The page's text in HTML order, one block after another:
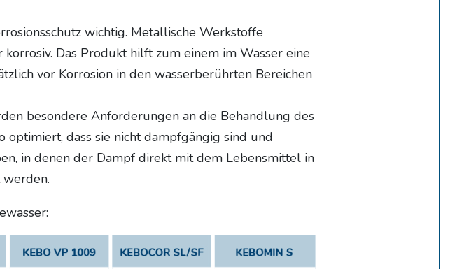
wichtig. Metallische Werkstoffe
Das Produkt hilft zum einem im Wasser eine
vor Korrosion in den wasserberührten Bereichen
besondere Anforderungen an die Behandlung des
dass sie nicht dampfgängig sind und
in denen der Dampf direkt mit dem Lebensmittel in